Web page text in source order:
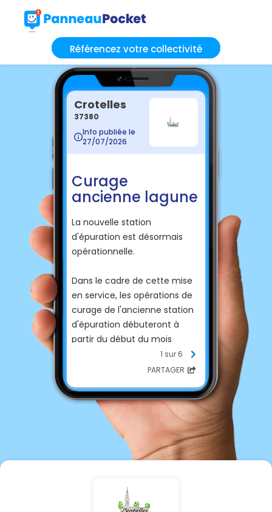
Référencez votre collectivité
Crotelles
37380
Info publiée le
27/07/2026
Curage
ancienne lagune
La nouvelle station
d'épuration est désormais
opérationnelle.
Dans le cadre de cette mise
en service, les opérations de
curage de l'ancienne station
d'épuration débuteront à
partir du début du mois
entraîner, de manière
ponctuelle, des nuisances
olfactives à proximité du site.
Nous vous remercions de
votre compréhension pour la
1 sur 6
PARTAGER